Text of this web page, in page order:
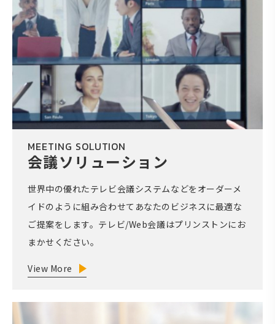
MEETING SOLUTION
会議ソリューション
世界中の優れたテレビ会議システムなどをオーダーメ
イドのように組み合わせてあなたのビジネスに最適な
ご提案をします。テレビ/Web会議はプリンストンにお
まかせください。
View More